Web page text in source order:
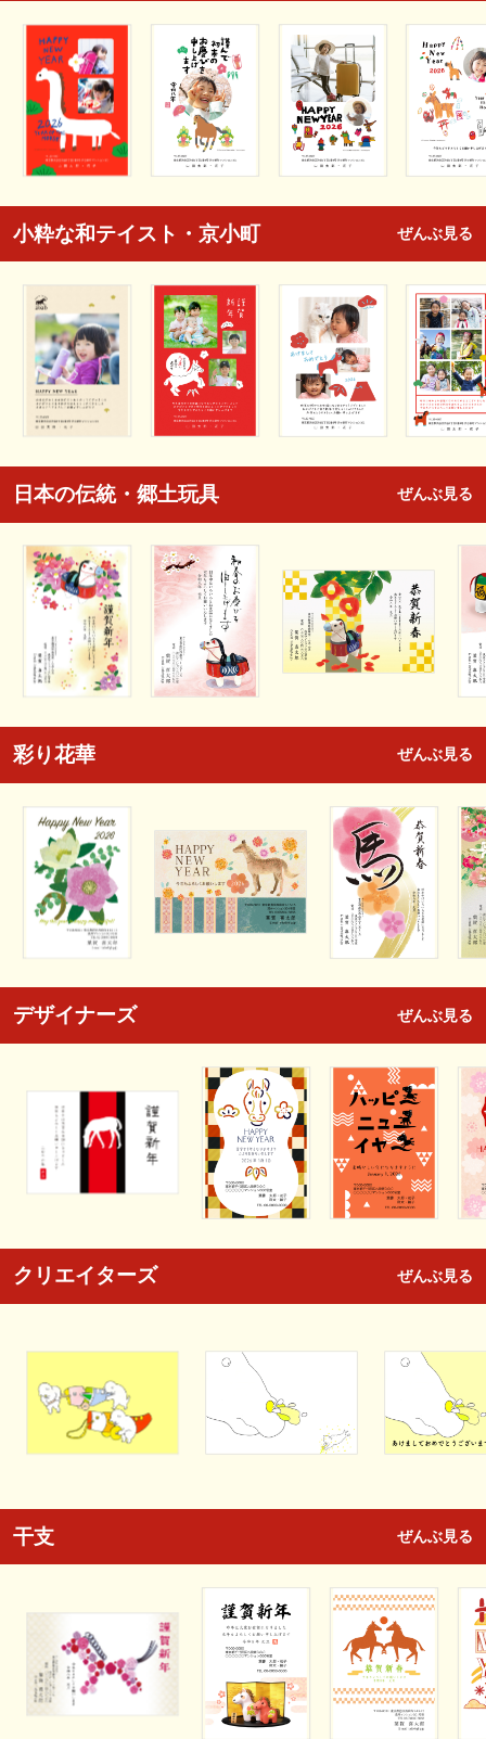
小粋な和テイスト・京小町 ぜんぶ見る
日本の伝統・郷土玩具 ぜんぶ見る
彩り花華 ぜんぶ見る
デザイナーズ ぜんぶ見る
クリエイターズ ぜんぶ見る
干支 ぜんぶ見る